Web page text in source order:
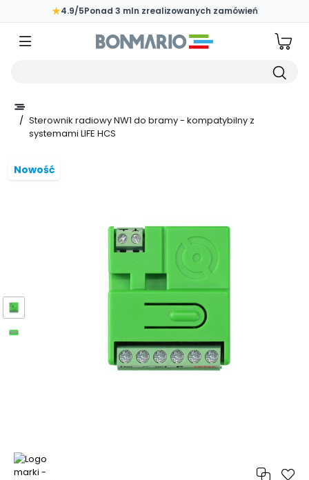
Przejdź do głównej zawartości strony
★4.9/5Ponad 3 mln zrealizowanych zamówień
/ Sterownik radiowy NW1 do bramy - kompatybilny z
systemami LIFE HCS
Nowość